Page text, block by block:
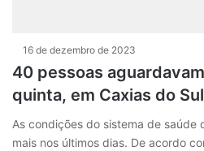
16 de dezembro de 2023
40 pessoas
quinta, em Caxias do Sul
As condições do sistema de saúde
mais nos últimos dias. De acordo